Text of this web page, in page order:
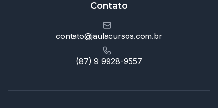
Contato
contato@jaulacursos.com.br
(87) 9 9928-9557